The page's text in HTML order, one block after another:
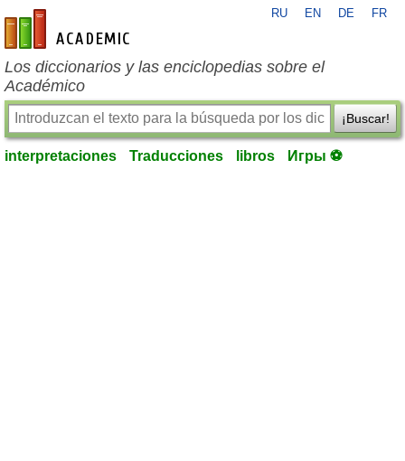
es-academic.com
RU EN DE FR
Los diccionarios y las enciclopedias sobre el
Académico
¡Buscar!
interpretaciones Traducciones libros Игры ⚽